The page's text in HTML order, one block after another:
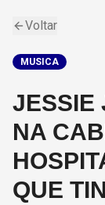
Voltar
MUSICA
JESSIE
NA
QUE